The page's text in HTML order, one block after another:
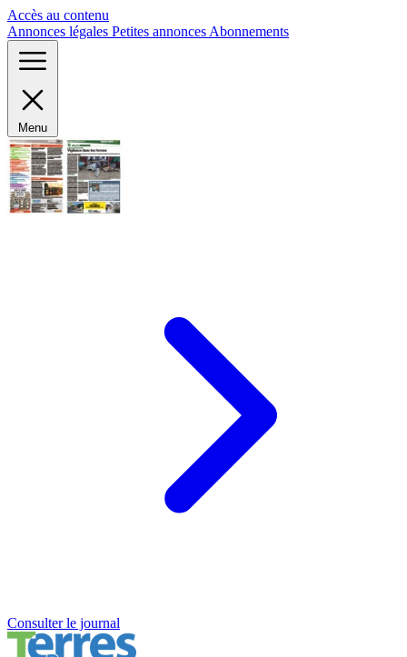
Accès au contenu
Annonces légales Petites annonces Abonnements
Menu
Consulter le journal
Panneau de gestion des cookies